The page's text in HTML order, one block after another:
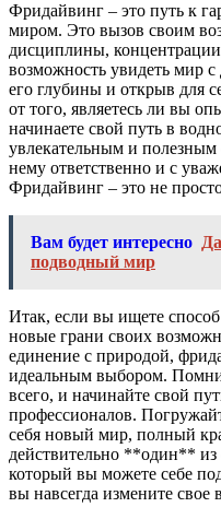
Фридайвинг – это путь к
миром. Это вызов своим
дисциплины,
возможность увидеть мир
его глубины и открыв для
от того, являетесь ли вы
начинаете свой путь в
увлекательным и
нему ответственно и с
Фридайвинг – это не
Вам будет интересно
подводный мир
Итак, если вы ищете
новые грани своих
единение с природой,
идеальным выбором.
всего, и начинайте свой
профессионалов.
себя новый мир, полный
действительно **один**
который вы можете себе
вы навсегда измените